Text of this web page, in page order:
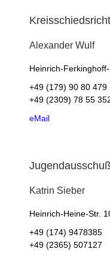
AlexanderWulf
Heinrich-
+49 (179) 90 80 479
+49 (2309) 78 55
eMail
Katrin Sieber
Heinrich-Heine-Str.
+49 (174) 9478385
+49 (2365) 507127